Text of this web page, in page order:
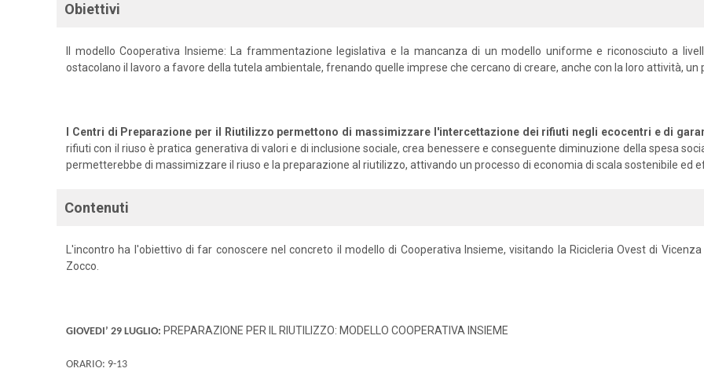
Obiettivi
Il modello Cooperativa Insieme: La frammentazione legislativa e la mancanza di un modello uniforme e riconosciuto a
ostacolano il lavoro a favore della tutela ambientale, frenando quelle imprese che cercano di creare, anche con la loro attività, un
I Centri di Preparazione per il Riutilizzo permettono di massimizzare l'intercettazione dei rifiuti negli ecocentri e di
rifiuti con il riuso è pratica generativa di valori e di inclusione sociale, crea benessere e conseguente diminuzione della spesa
permetterebbe di massimizzare il riuso e la preparazione al riutilizzo, attivando un processo di economia di scala sostenibile ed
Contenuti
L'incontro ha l'obiettivo di far conoscere nel concreto il modello di Cooperativa Insieme, visitando la Ricicleria Ovest di
Zocco.
GIOVEDI’ 29 LUGLIO: PREPARAZIONE PER IL RIUTILIZZO: MODELLO COOPERATIVA INSIEME
ORARIO: 9-13